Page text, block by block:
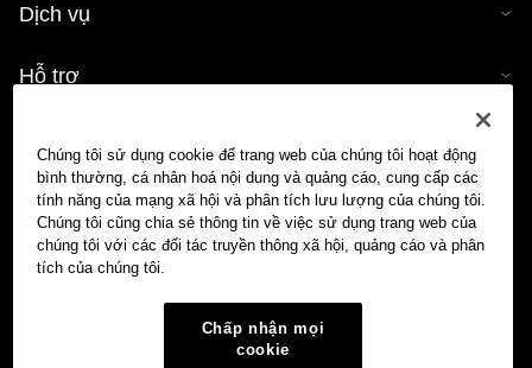
Dịch vụ
Hỗ trợ
Công cụ tính tiền mã hóa
Giao dịch
Chúng tôi sử dụng cookie để trang web của chúng tôi hoạt động
bình thường, cá nhân hoá nội dung và quảng cáo, cung cấp các
tính năng của mạng xã hội và phân tích lưu lượng của chúng tôi.
Chúng tôi cũng chia sẻ thông tin về việc sử dụng trang web của
chúng tôi với các đối tác truyền thông xã hội, quảng cáo và phân
tích của chúng tôi.
Chấp nhận mọi
cookie